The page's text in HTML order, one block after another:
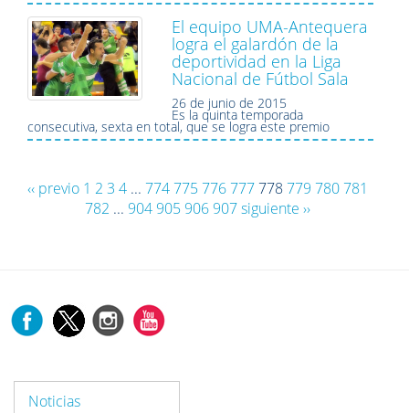
El equipo UMA-Antequera
logra el galardón de la
deportividad en la Liga
Nacional de Fútbol Sala
26 de junio de 2015
Es la quinta temporada
consecutiva, sexta en total, que se logra este premio
‹‹ previo 1 2 3 4... 774 775 776 777 778 779 780 781
782 ... 904 905 906 907 siguiente ››
Noticias